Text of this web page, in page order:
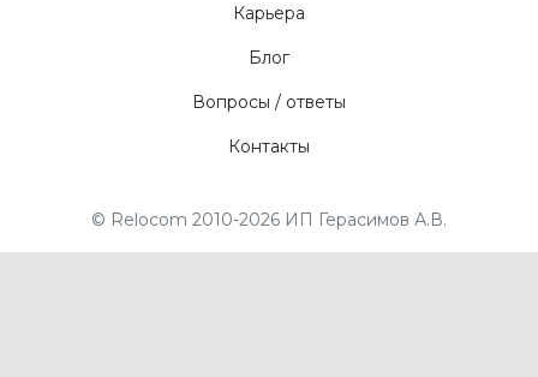
Карьера
Блог
Вопросы / ответы
Контакты
© Relocom 2010-2026 ИП Герасимов А.В.